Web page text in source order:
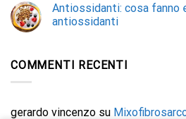
Antiossidanti: cosa fanno
antiossidanti
COMMENTI RECENTI
gerardo vincenzo su